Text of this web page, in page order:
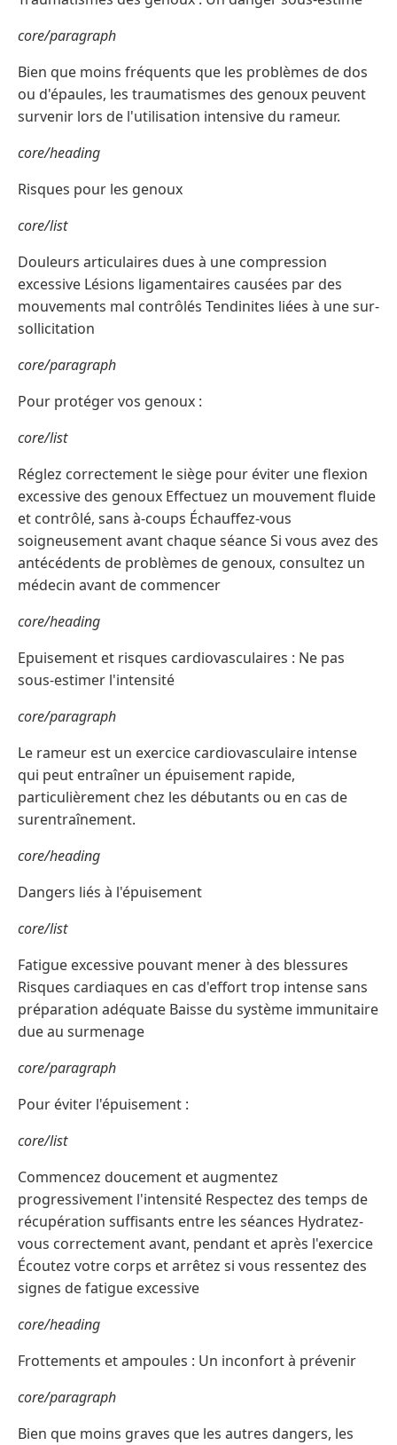
core/paragraph
Bien que moins fréquents que les problèmes de dos
ou d'épaules, les traumatismes des genoux peuvent
survenir lors de l'utilisation intensive du rameur.
core/heading
Risques pour les genoux
core/list
Douleurs articulaires dues à une compression
excessive Lésions ligamentaires causées par des
mouvements mal contrôlés Tendinites liées à une sur-
sollicitation
core/paragraph
Pour protéger vos genoux :
core/list
Réglez correctement le siège pour éviter une flexion
excessive des genoux Effectuez un mouvement fluide
et contrôlé, sans à-coups Échauffez-vous
soigneusement avant chaque séance Si vous avez des
antécédents de problèmes de genoux, consultez un
médecin avant de commencer
core/heading
Epuisement et risques cardiovasculaires : Ne pas
sous-estimer l'intensité
core/paragraph
Le rameur est un exercice cardiovasculaire intense
qui peut entraîner un épuisement rapide,
particulièrement chez les débutants ou en cas de
surentraînement.
core/heading
Dangers liés à l'épuisement
core/list
Fatigue excessive pouvant mener à des blessures
Risques cardiaques en cas d'effort trop intense sans
préparation adéquate Baisse du système immunitaire
due au surmenage
core/paragraph
Pour éviter l'épuisement :
core/list
Commencez doucement et augmentez
progressivement l'intensité Respectez des temps de
récupération suffisants entre les séances Hydratez-
vous correctement avant, pendant et après l'exercice
Écoutez votre corps et arrêtez si vous ressentez des
signes de fatigue excessive
core/heading
Frottements et ampoules : Un inconfort à prévenir
core/paragraph
Bien que moins graves que les autres dangers, les